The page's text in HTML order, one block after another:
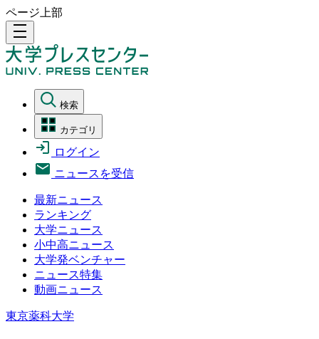
ページ上部
density_medium
検索
カテゴリ
ログイン
ニュースを受信
最新ニュース
ランキング
大学ニュース
小中高ニュース
大学発ベンチャー
ニュース特集
動画ニュース
東京薬科大学